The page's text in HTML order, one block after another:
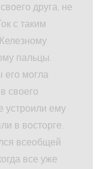
друга, не
с таким
пальцы.
его могла
своего
устроили ему
в восторге.
всеобщей
все уже